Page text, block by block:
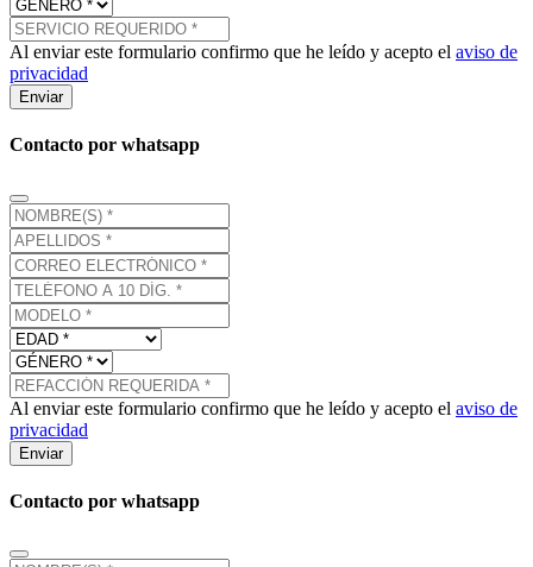
Al enviar este formulario confirmo que he leído y acepto el aviso de
privacidad
Enviar
Contacto por whatsapp
Al enviar este formulario confirmo que he leído y acepto el aviso de
privacidad
Enviar
Contacto por whatsapp